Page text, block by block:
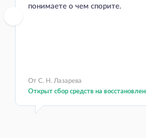
понимаете о чем спорите.
От С. Н. Лазарева
Открыт сбор средств на